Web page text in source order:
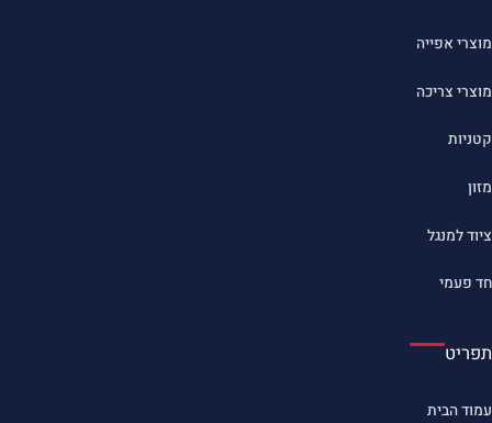
מוצרי אפייה
מוצרי צריכה
קטניות
מזון
ציוד למנגל
חד פעמי
תפריט
עמוד הבית